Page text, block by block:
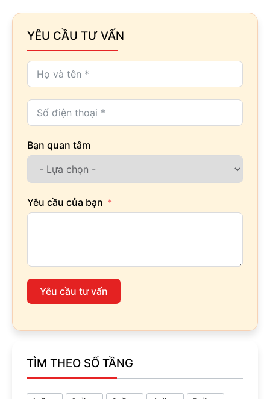
YÊU CẦU TƯ VẤN
Bạn quan tâm
Yêu cầu của bạn
Yêu cầu tư vấn
TÌM THEO SỐ TẦNG